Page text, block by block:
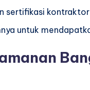
sertifikasi
untuk